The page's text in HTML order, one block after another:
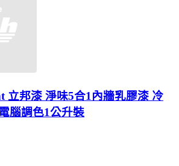
立邦漆 淨味5合1內牆乳膠漆 冷
腦調色1公升裝